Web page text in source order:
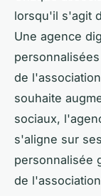
lorsqu'il s'agit
Une agence
de
souhaite
sociaux,
s'aligne sur
personnalisée
de